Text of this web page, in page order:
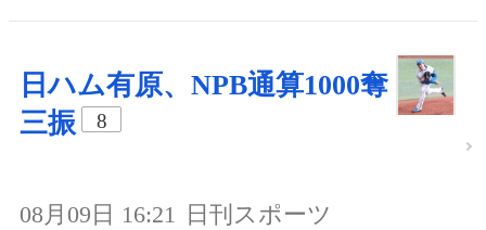
日ハム有原、NPB通算1000奪
三振
8
08月09日 16:21 日刊スポーツ